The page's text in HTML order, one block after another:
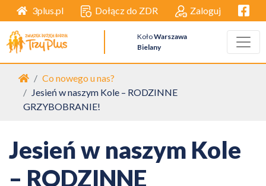
3plus.pl Dołącz do ZDR Zaloguj
KołoWarszawa
Bielany
Strona główna
Co nowego u nas?
Jesień w naszym Kole – RODZINNE
GRZYBOBRANIE!
Jesień w naszym Kole
– RODZINNE